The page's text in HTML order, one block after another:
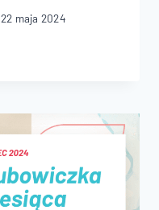
22 maja 2024